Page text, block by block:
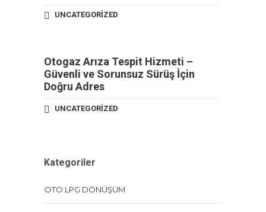
UNCATEGORIZED
Otogaz Arıza Tespit Hizmeti –
Güvenli ve Sorunsuz Sürüş İçin
Doğru Adres
UNCATEGORIZED
Kategoriler
OTO LPG DÖNÜŞÜM